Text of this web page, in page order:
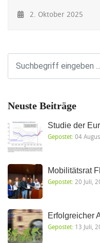
2. Oktober 2025
Neuste Beiträge
Studie der
Gepostet:04
Mobilitätsrat
Gepostet: 20 Juli,
Erfolgreicher
Gepostet: 13 Juli,